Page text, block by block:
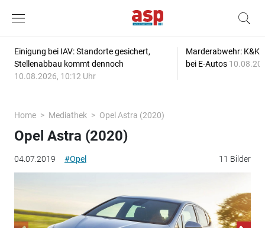
Einigung bei IAV: Standorte gesichert,
Stellenabbau kommt dennoch
10.08.2026, 10:12 Uhr
Marderabwehr: K&K
bei E-Autos
Home Mediathek Opel Astra (2020)
04.07.2019 #Opel 11 Bilder
Opel Astra (2020)